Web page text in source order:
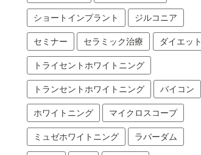
ショートインプラント ジルコニア
セミナー セラミック治療 ダイエット
トライセントホワイトニング
トランセントホワイトニング バイコン
ホワイトニング マイクロスコープ
ミュゼホワイトニング ラバーダム